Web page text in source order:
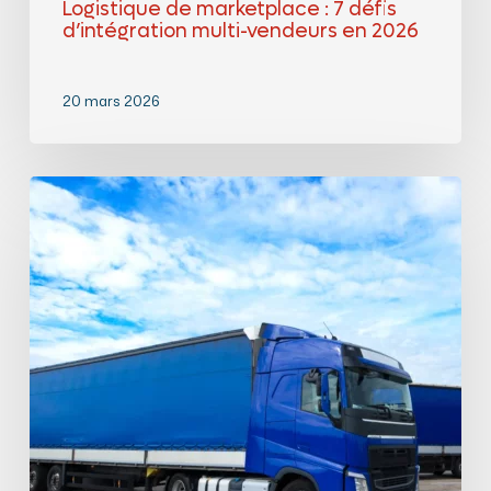
Logistique de marketplace : 7 défis
d’intégration multi-vendeurs en 2026
20 mars 2026
Transport
et
distribution
depuis
Paris
et
la
région
parisienne
:
comment
optimiser
expéditions
nationales
et
internationales